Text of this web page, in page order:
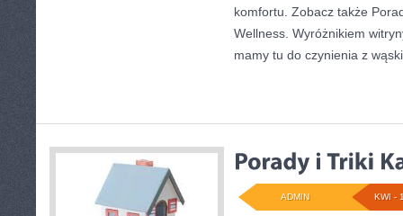
komfortu. Zobacz także
Wellness. Wyróżnikiem
mamy tu do czynienia z
KWI -
ADMIN